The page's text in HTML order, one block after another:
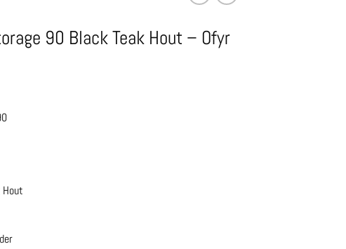
90 Black Teak Hout – Ofyr